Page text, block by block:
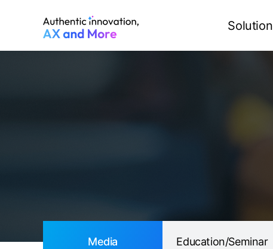
Solution
Media
Media Education/Seminar